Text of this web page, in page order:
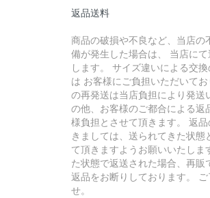
返品送料
商品の破損や不良など、当店の
備が発生した場合は、 当店に
します。 サイズ違いによる交
は お客様にご負担いただいて
の再発送は当店負担により発送
の他、お客様のご都合による返
様負担とさせて頂きます。 返
きましては、送られてきた状態
て頂きますようお願いいたしま
た状態で返送された場合、再販
返品をお断りしております。
せ。